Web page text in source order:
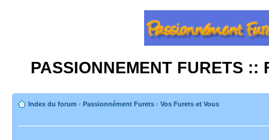
PASSIONNEMENT FURETS ::
Index du forum ‹ Passionnément Furets ‹ Vos Furets et Vous